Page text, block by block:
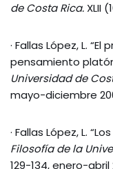
de Costa Rica. XLII
· Fallas López, L.
pensamiento
Universidad de
mayo-diciembre
· Fallas López, L.
Filosofía de la
129-134, enero-abril